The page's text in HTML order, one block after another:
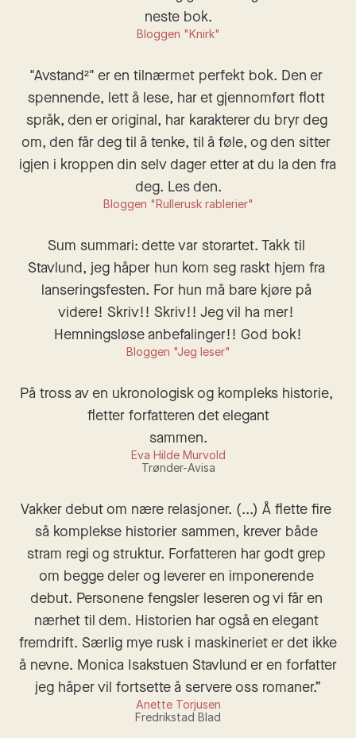
neste bok.
Bloggen "Knirk"
"Avstand²" er en tilnærmet perfekt bok. Den er
spennende, lett å lese, har et gjennomført flott
språk, den er original, har karakterer du bryr deg
om, den får deg til å tenke, til å føle, og den sitter
igjen i kroppen din selv dager etter at du la den fra
deg. Les den.
Bloggen "Rullerusk rablerier"
Sum summari: dette var storartet. Takk til
Stavlund, jeg håper hun kom seg raskt hjem fra
lanseringsfesten. For hun må bare kjøre på
videre! Skriv!! Skriv!! Jeg vil ha mer!
Hemningsløse anbefalinger!! God bok!
Bloggen "Jeg leser"
På tross av en ukronologisk og kompleks historie,
fletter forfatteren det elegant
sammen.
Eva Hilde Murvold
Trønder-Avisa
Vakker debut om nære relasjoner. (...) Å flette fire
så komplekse historier sammen, krever både
stram regi og struktur. Forfatteren har godt grep
om begge deler og leverer en imponerende
debut. Personene fengsler leseren og vi får en
nærhet til dem. Historien har også en elegant
fremdrift. Særlig mye rusk i maskineriet er det ikke
å nevne. Monica Isakstuen Stavlund er en forfatter
jeg håper vil fortsette å servere oss romaner.”
Anette Torjusen
Fredrikstad Blad